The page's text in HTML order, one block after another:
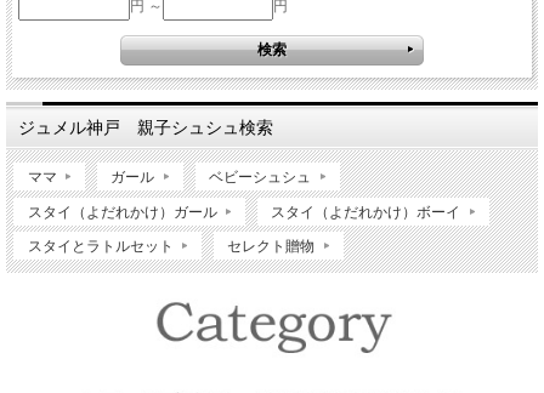
円 ～
円
ジュメル神戸 親子シュシュ検索
ママ ガール ベビーシュシュ
スタイ（よだれかけ）ガール スタイ（よだれかけ）ボーイ
スタイとラトルセット セレクト贈物